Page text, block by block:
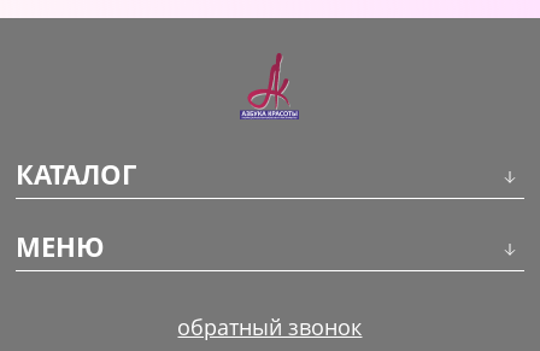
КАТАЛОГ
МЕНЮ
обратный звонок